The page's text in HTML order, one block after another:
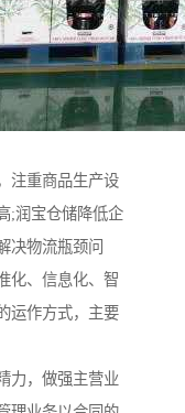
注重商品生产设
;润宝仓储降低企
决物流瓶颈问
化、信息化、智
运作方式，主要
力，做强主营业